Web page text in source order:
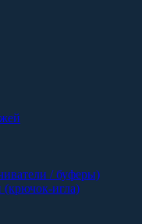
/ буферы)
(крючок-игла)